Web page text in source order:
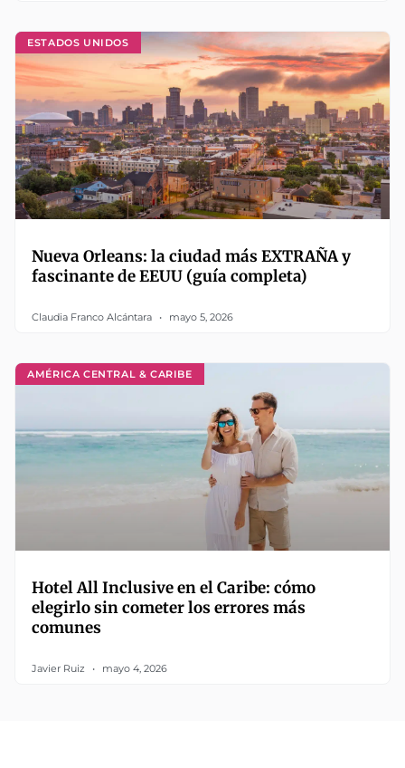
ESTADOS UNIDOS
Nueva Orleans: la ciudad más EXTRAÑA y
fascinante de EEUU (guía completa)
Claudia Franco Alcántara mayo 5, 2026
AMÉRICA CENTRAL & CARIBE
Hotel All Inclusive en el Caribe: cómo
elegirlo sin cometer los errores más
comunes
Javier Ruiz mayo 4, 2026